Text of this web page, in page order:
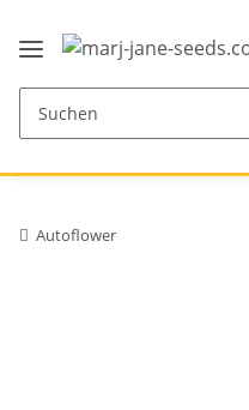
Autoflower